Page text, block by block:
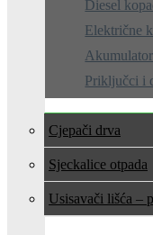
Diesel
Električne
Priključci i
Cjepači drva
Sjeckalice otpada
Usisavači lišća –